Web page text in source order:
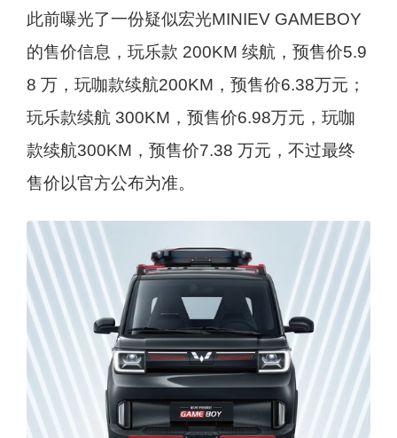
此前曝光了一份疑似宏光MINIEV GAMEBOY
的售价信息，玩乐款 200KM 续航，预售价5.9
8 万，玩咖款续航200KM，预售价6.38万元；
玩乐款续航 300KM，预售价6.98万元，玩咖
款续航300KM，预售价7.38 万元，不过最终
售价以官方公布为准。